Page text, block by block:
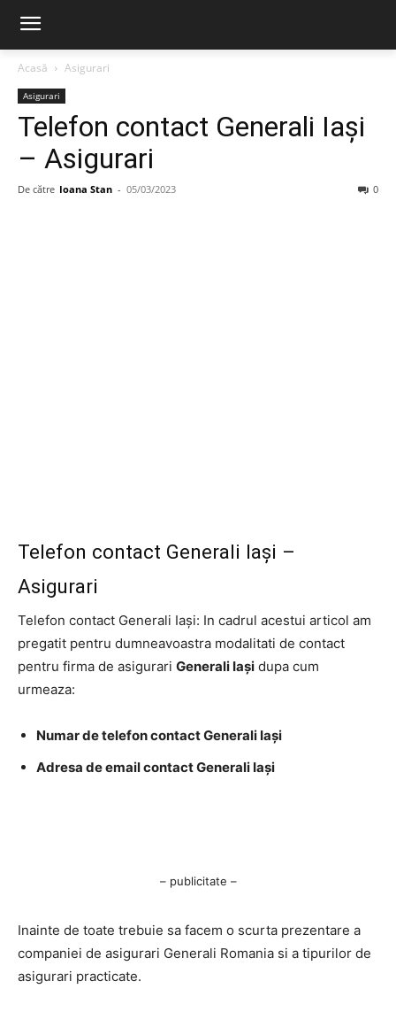
Acasă Asigurari
Asigurari
Telefon contact Generali Iași
– Asigurari
De către Ioana Stan - 05/03/2023 0
Telefon contact Generali Iași –
Asigurari
Telefon contact Generali Iași: In cadrul acestui articol am
pregatit pentru dumneavoastra modalitati de contact
pentru firma de asigurari Generali Iași dupa cum
urmeaza:
Numar de telefon contact Generali Iași
Adresa de email contact Generali Iași
– publicitate –
Inainte de toate trebuie sa facem o scurta prezentare a
companiei de asigurari Generali Romania si a tipurilor de
asigurari practicate.